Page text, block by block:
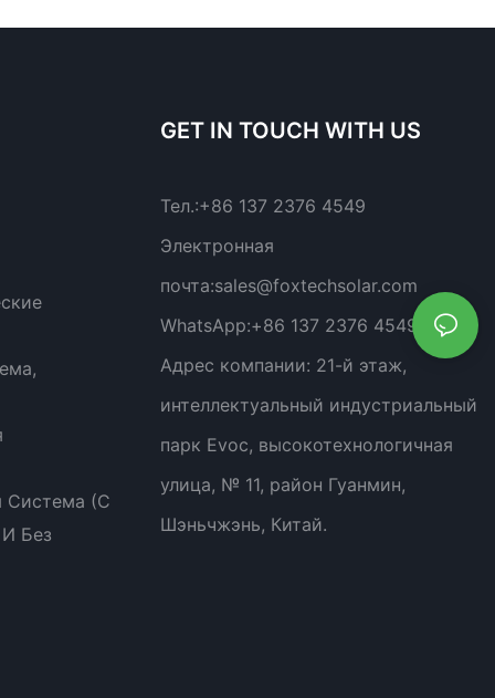
Система (с
Без
GET IN TOUCH WITH US
Тел.:+86 137 2376 4549
Электронная
почта:sales@foxtechsolar.com
WhatsApp:+86 137 2376 4549
Адрес компании: 21-й этаж,
интеллектуальный индустриальный
парк Evoc, высокотехнологичная
улица, № 11, район Гуанмин,
Шэньчжэнь, Китай.